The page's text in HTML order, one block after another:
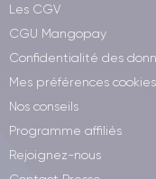
Les CGV
CGU Mangopay
Confidentialité des
Mes préférences cookies
Nos conseils
Programme affiliés
Rejoignez-nous